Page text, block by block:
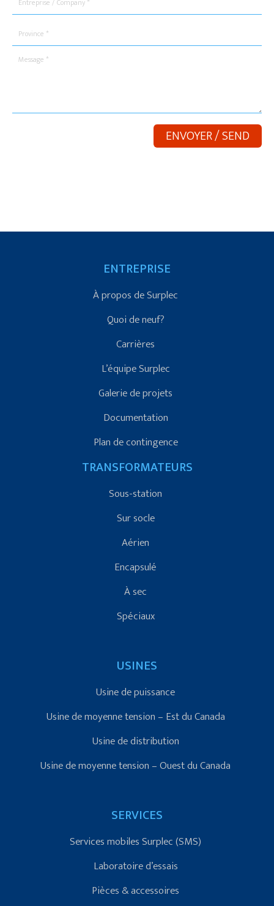
ENTREPRISE
À propos de Surplec
Quoi de neuf?
Carrières
L’équipe Surplec
Galerie de projets
Documentation
Plan de contingence
TRANSFORMATEURS
Sous-station
Sur socle
Aérien
Encapsulé
À sec
Spéciaux
USINES
Usine de puissance
Usine de moyenne tension – Est du Canada
Usine de distribution
Usine de moyenne tension – Ouest du Canada
SERVICES
Services mobiles Surplec (SMS)
Laboratoire d’essais
Pièces & accessoires